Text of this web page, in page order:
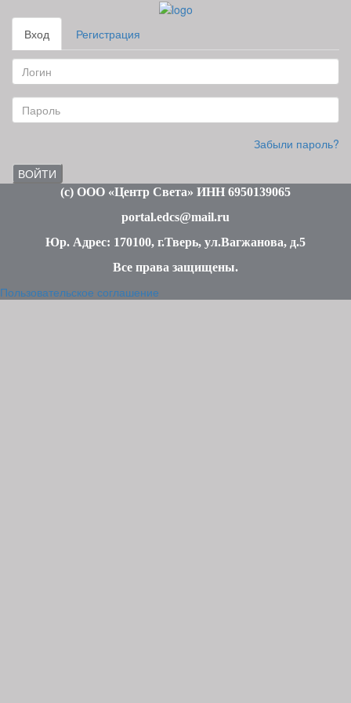
Вход Регистрация
Забыли пароль?
ВОЙТИ
(c) ООО «Центр Света» ИНН 6950139065
portal.edcs@mail.ru
Юр. Адрес: 170100, г.Тверь, ул.Вагжанова, д.5
Все права защищены.
Пользовательское соглашение